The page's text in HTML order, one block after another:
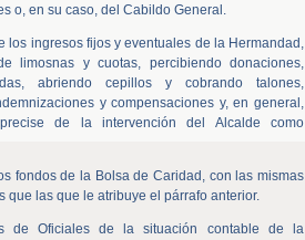
o, en su caso, del Cabildo General.
los ingresos fijos y eventuales de la Hermandad,
limosnas y cuotas, percibiendo donaciones,
abriendo cepillos y cobrando talones,
y compensaciones y, en general,
de la intervención del Alcalde como
fondos de la Bolsa de Caridad, con las mismas
que las que le atribuye el párrafo anterior.
de Oficiales de la situación contable de la